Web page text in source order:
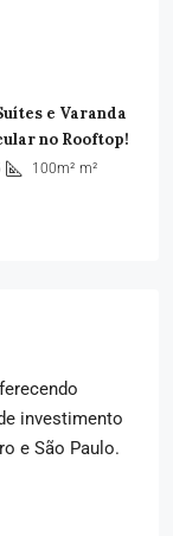
e Varanda
no Rooftop!
100m² m²
investimento
e São Paulo.